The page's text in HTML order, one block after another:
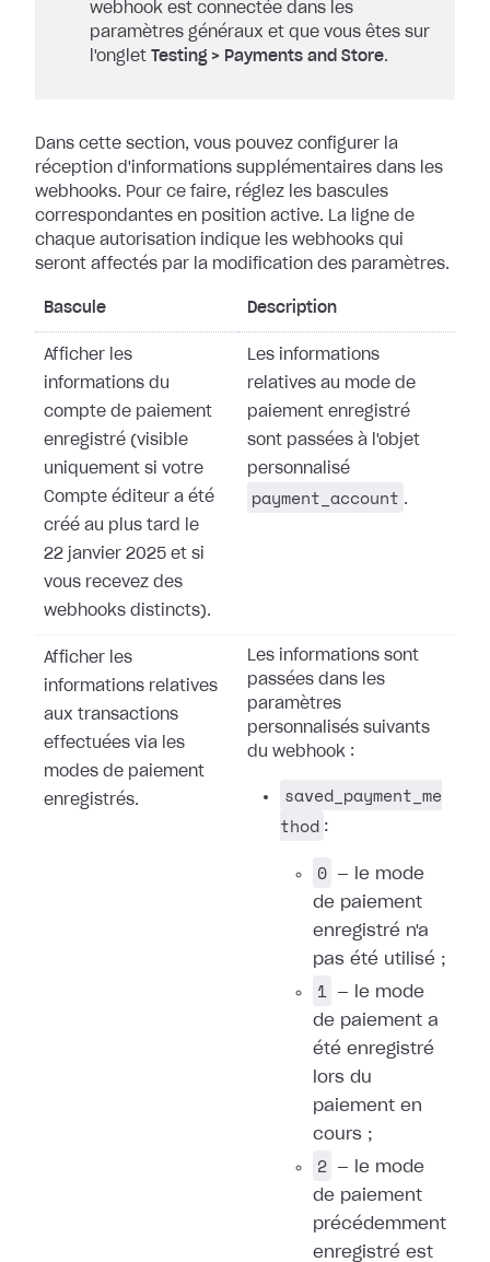
webhook est connectée dans les
paramètres généraux et que vous êtes sur
l'onglet
Testing > Payments and Store.
Dans cette section, vous pouvez configurer la
réception d'informations supplémentaires dans les
webhooks. Pour ce faire, réglez les bascules
correspondantes en position active. La ligne de
chaque autorisation indique les webhooks qui
seront affectés par la modification des paramètres.
Bascule Description
Afficher les
informations du
compte de paiement
enregistré (visible
uniquement si votre
Compte éditeur a été
créé au plus tard le
22 janvier 2025 et si
vous recevez des
webhooks distincts).
Les informations
relatives au mode de
paiement enregistré
sont passées à l'objet
personnalisé
payment_account .
Afficher les
informations relatives
aux transactions
effectuées via les
modes de paiement
enregistrés.
Les informations sont
passées dans les
paramètres
personnalisés suivants
du webhook :
saved_payment_me
thod :
0
— le mode
de paiement
enregistré n'a
pas été utilisé ;
1
— le mode
de paiement a
été enregistré
lors du
paiement en
cours ;
2
— le mode
de paiement
précédemment
enregistré est